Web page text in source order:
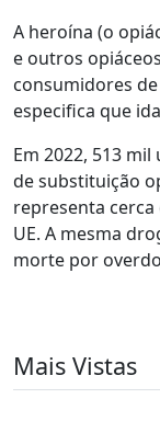
A heroína (o
e outros
consumidores
especifica que
Em 2022, 513
de substituição
representa
UE. A mesma
morte por
Mais Vistas